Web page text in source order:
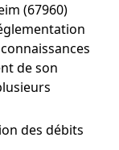
(67960)
de son
des débits